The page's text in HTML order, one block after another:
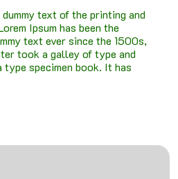
text of the printing and
Ipsum has been the
text ever since the 1500s,
took a galley of type and
type specimen book. It has